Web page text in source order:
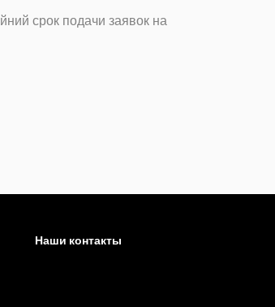
срок подачи заявок на
Наши контакты